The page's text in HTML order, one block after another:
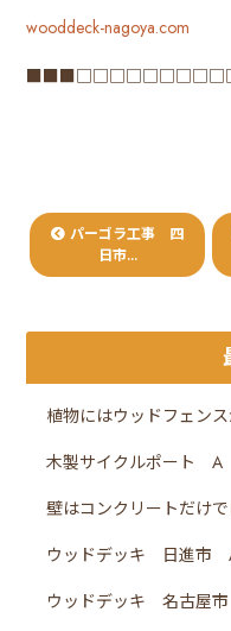
wooddeck-nagoya.com
パーゴラ工事 四
日市...
植物にはウッドフェ
木製サイクルポート A
壁はコンクリートだけ
ウッドデッキ 日進市
ウッドデッキ 名古屋